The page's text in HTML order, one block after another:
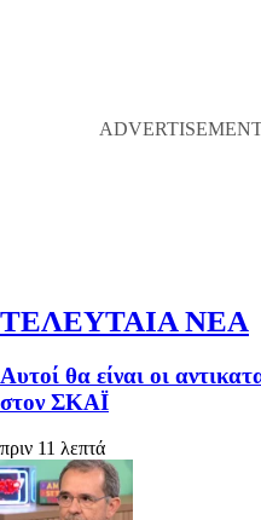
ΤΕΛΕΥΤΑΙΑ ΝΕΑ
Αυτοί θα είναι οι
στον ΣΚΑΪ
πριν 11 λεπτά